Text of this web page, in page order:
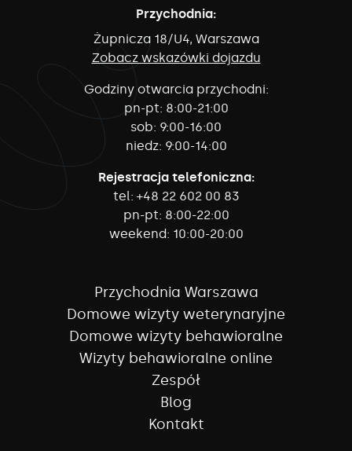
Przychodnia:
Żupnicza 18/U4, Warszawa
Zobacz wskazówki dojazdu
Godziny otwarcia przychodni:
pn-pt: 8:00-21:00
sob: 9:00-16:00
niedz: 9:00-14:00
Rejestracja telefoniczna:
tel: +48 22 602 00 83
pn-pt: 8:00-22:00
weekend: 10:00-20:00
Przychodnia Warszawa
Domowe wizyty weterynaryjne
Domowe wizyty behawioralne
Wizyty behawioralne online
Zespół
Blog
Kontakt